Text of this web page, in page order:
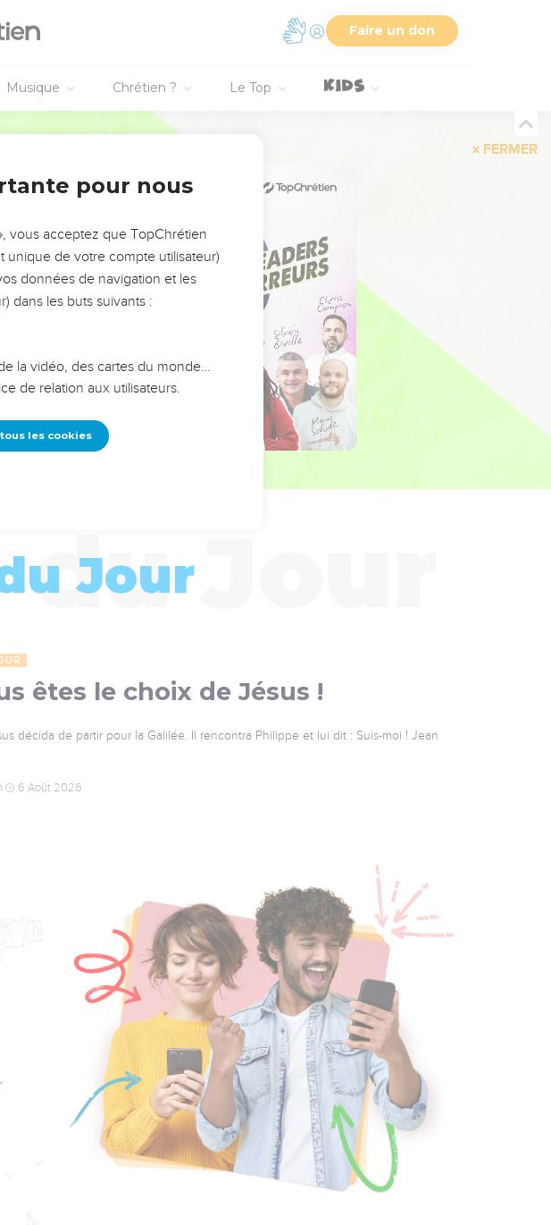
Faire un don
Musique Chrétien ? Le Top
FERMER
voit
Jour
êtes le choix de Jésus !
décida de partir pour la Galilée. Il rencontra Philippe et lui dit : Suis-moi ! Jean
6 Août 2026
pour nous
vous acceptez que TopChrétien
unique de votre compte utilisateur)
données de navigation et les
dans les buts suivants :
la vidéo, des cartes du monde…
de relation aux utilisateurs.
les cookies